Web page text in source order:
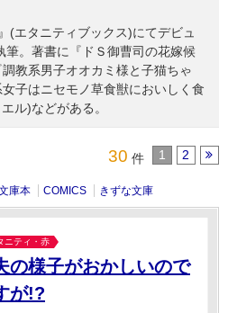
(エタニティブックス)にてデビュ
筆。著書に『ドＳ御曹司の花嫁候
教系男子オオカミ様と子猫ちゃ
子はニセモノ草食獣においしく食
ル)などがある。
30 件 1 2
庫本 COMICS きずな文庫
ニティ・赤
の様子がおかしいので
が!?